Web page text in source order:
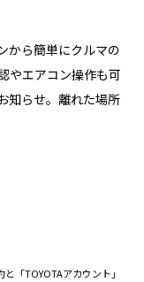
から簡単にクルマの
やエアコン操作も可
知らせ。離れた場所
「TOYOTAアカウント」